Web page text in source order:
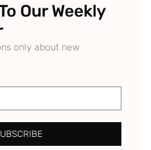
Our Weekly
only about new